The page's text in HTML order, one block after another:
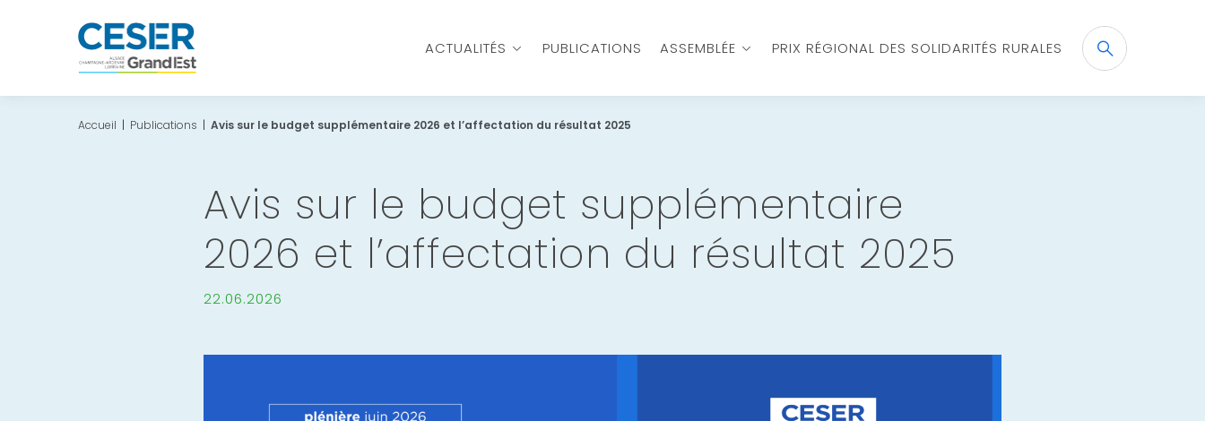
ACTUALITÉS PUBLICATIONS ASSEMBLÉE PRIX RÉGIONAL DES SOLIDARITÉS RURALESRecherche
OK
Accueil | Publications | Avis sur le budget supplémentaire 2026 et l’affectation du résultat 2025
Avis sur le budget supplémentaire
2026 et l’affectation du résultat 2025
22.06.2026